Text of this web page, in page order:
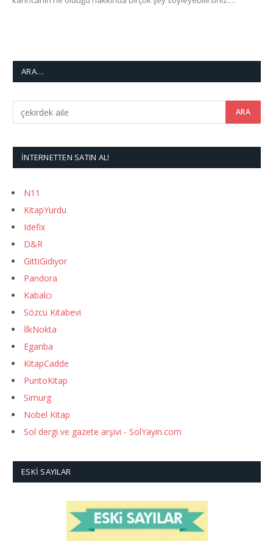
ARA…
İNTERNETTEN SATIN AL!
N11
KitapYurdu
Idefix
D&R
GittiGidiyor
Pandora
Kabalcı
Sözcü Kitabevi
İlkNokta
Eganba
KitapCadde
PuntoKitap
Simurg
Nobel Kitap
Sol dergi ve gazete arşivi - SolYayin.com
ESKI SAYILAR